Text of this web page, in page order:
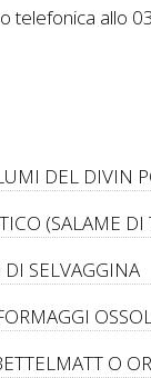
telefonica allo
DEL DIVIN
(SALAME
SELVAGGINA
O